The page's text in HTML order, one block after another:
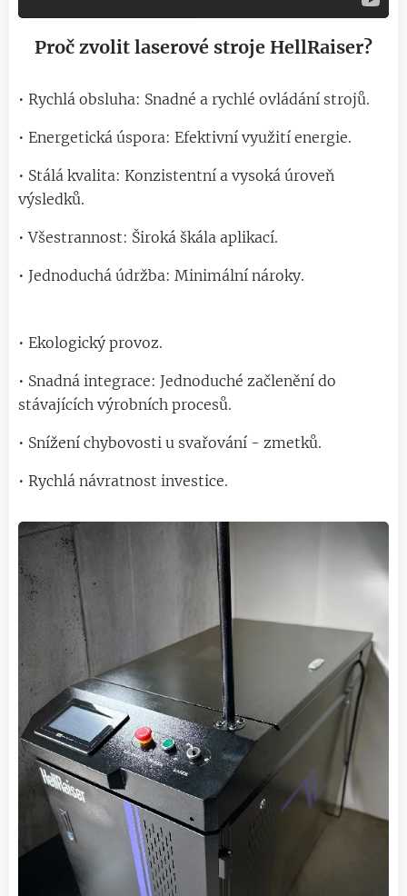
Proč zvolit laserové stroje HellRaiser?
• Rychlá obsluha: Snadné a rychlé ovládání strojů.
• Energetická úspora: Efektivní využití energie.
• Stálá kvalita: Konzistentní a vysoká úroveň
výsledků.
• Všestrannost: Široká škála aplikací.
• Jednoduchá údržba: Minimální nároky.
• Ekologický provoz.
• Snadná integrace: Jednoduché začlenění do
stávajících výrobních procesů.
• Snížení chybovosti u svařování - zmetků.
• Rychlá návratnost investice.